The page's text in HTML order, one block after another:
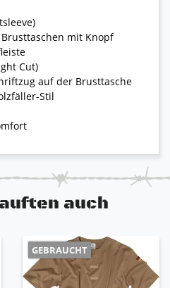
mit Knopf
Cut)
auf der Brusttasche
Stil
auch
GEBRAUCHT